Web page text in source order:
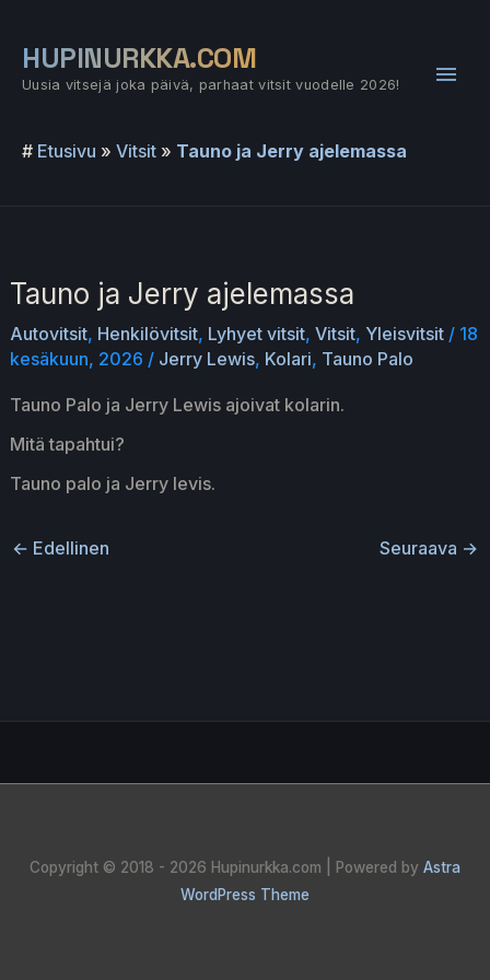
sisältöön
HUPINURKKA.COM
Uusia vitsejä joka päivä, parhaat vitsit vuodelle 2026!
# Etusivu » Vitsit » Tauno ja Jerry ajelemassa
Tauno ja Jerry ajelemassa
Autovitsit, Henkilövitsit, Lyhyet vitsit, Vitsit, Yleisvitsit/ 18
kesäkuun, 2026 / Jerry Lewis, Kolari, Tauno Palo
Tauno Palo ja Jerry Lewis ajoivat kolarin.
Mitä tapahtui?
Tauno palo ja Jerry levis.
← Edellinen Seuraava →
Copyright © 2018 - 2026 Hupinurkka.com | Powered by Astra
WordPress Theme